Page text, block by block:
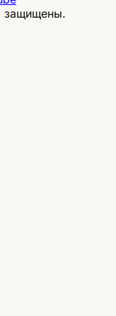
защищены.